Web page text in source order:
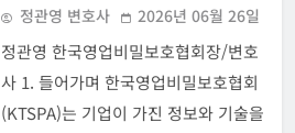
정관영 변호사 2026년 06월 26일
정관영 한국영업비밀보호협회장/변호
사 1. 들어가며 한국영업비밀보호협회
(KTSPA)는 기업이 가진 정보와 기술을